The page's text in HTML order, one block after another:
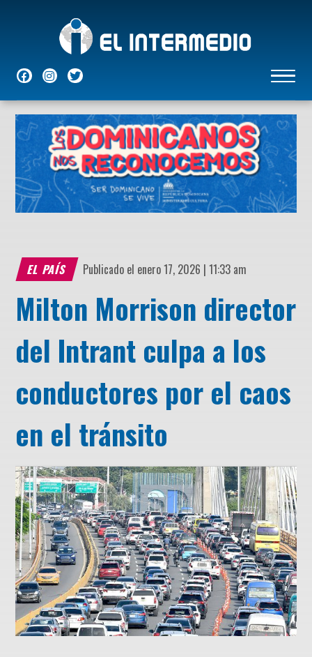
NACIONALES INTERNACIONALESECONÓMICASDEPORTES ENTRETENIMIENTO
EL PAÍS Publicado el enero 17, 2026 | 11:33 am
Milton Morrison director
del Intrant culpa a los
conductores por el caos
en el tránsito